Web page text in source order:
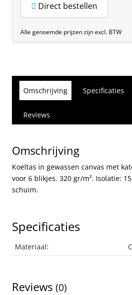
Direct bestellen
Alle genoemde prijzen zijn excl. BTW
Omschrijving Specificaties
Reviews
Omschrijving
Koeltas in gewassen canvas met
voor 6 blikjes. 320 gr/m². Isolatie:
schuim.
Specificaties
Materiaal:
Reviews (0)